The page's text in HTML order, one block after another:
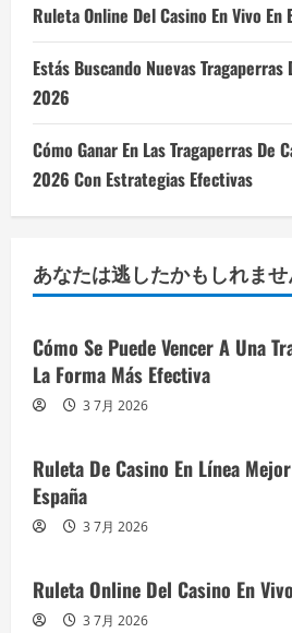
Ruleta Online Del Casino En Vivo En
Estás Buscando Nuevas Tragaperras
2026
Cómo Ganar En Las Tragaperras De
2026 Con Estrategias Efectivas
あなたは逃したかもしれま
Cómo Se Puede Vencer A Una
La Forma Más Efectiva
3 7月 2026
Ruleta De Casino En Línea
España
3 7月 2026
Ruleta Online Del Casino En
3 7月 2026